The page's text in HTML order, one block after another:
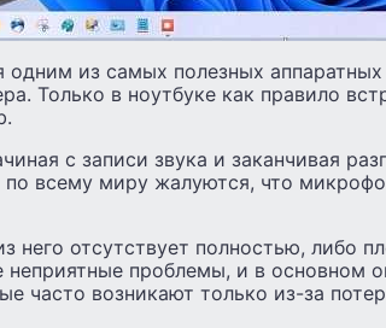
из самых полезных аппаратных
Только в ноутбуке как правило
с записи звука и заканчивая
по всему миру жалуются, что
него отсутствует полностью, либо
проблемы, и в основном
часто возникают только из-за